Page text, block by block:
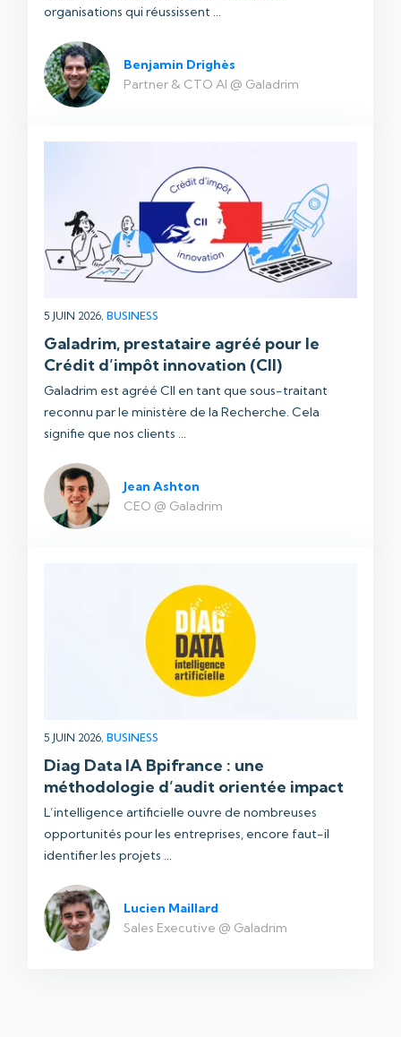
organisations qui réussissent ...
Benjamin Drighès
Partner & CTO AI @ Galadrim
5 JUIN 2026, BUSINESS
Galadrim, prestataire agréé pour le
Crédit d’impôt innovation (CII)
Galadrim est agréé CII en tant que sous-traitant
reconnu par le ministère de la Recherche. Cela
signifie que nos clients ...
Jean Ashton
CEO @ Galadrim
5 JUIN 2026, BUSINESS
Diag Data IA Bpifrance : une
méthodologie d’audit orientée impact
L’intelligence artificielle ouvre de nombreuses
opportunités pour les entreprises, encore faut-il
identifier les projets ...
Lucien Maillard
Sales Executive @ Galadrim